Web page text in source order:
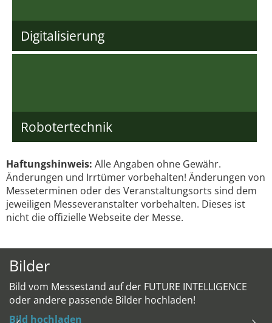
Digitalisierung
Robotertechnik
Haftungshinweis: Alle Angaben ohne Gewähr.
Änderungen und Irrtümer vorbehalten! Änderungen von
Messeterminen oder des Veranstaltungsorts sind dem
jeweiligen Messeveranstalter vorbehalten. Dieses ist
nicht die offizielle Webseite der Messe.
Bilder
Bild vom Messestand auf der FUTURE INTELLIGENCE
oder andere passende Bilder hochladen!
Bild hochladen